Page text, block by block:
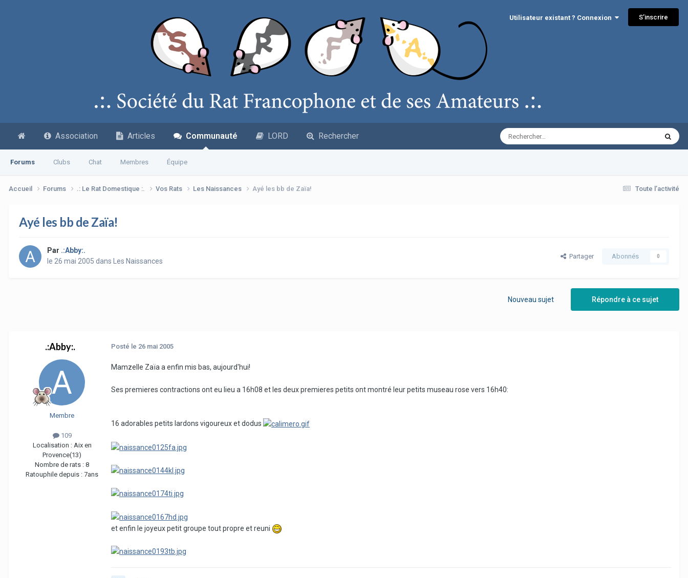
Utilisateur existant ? Connexion S’inscrire
Association Articles Communauté
Forums Clubs Chat Membres Équipe
LORD Rechercher
Toute l’activité
Accueil Forums .: Le Rat Domestique :. Vos Rats Les Naissances Ayé les bb de Zaïa!
Ayé les bb de Zaïa!
Par .:Abby:.
le 26 mai 2005 dans Les Naissances
Partager Abonnés 0
Répondre à ce sujet
Nouveau sujet
.:Abby:.
Membre
109
Localisation : Aix en
Provence(13)
Nombre de rats : 8
Ratouphile depuis : 7ans
Posté le 26 mai 2005
Mamzelle Zaïa a enfin mis bas, aujourd'hui!
Ses premieres contractions ont eu lieu a 16h08 et les deux premieres petits ont montré leur petits museau rose vers 16h40:
16 adorables petits lardons vigoureux et dodus
et enfin le joyeux petit groupe tout propre et reuni